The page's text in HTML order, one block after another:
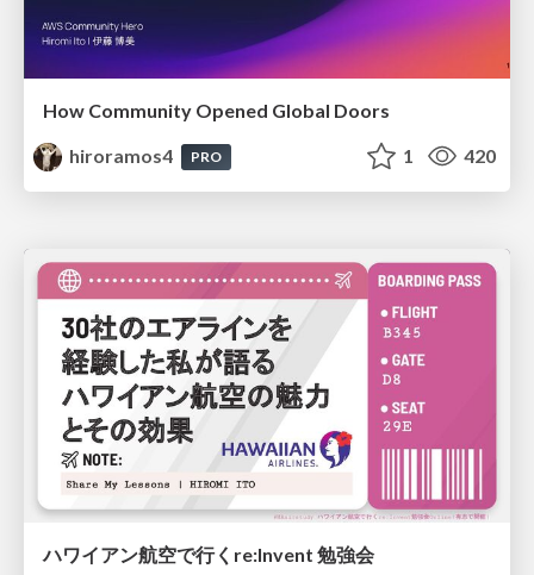
How Community Opened Global Doors
hiroramos4
PRO 1 420
ハワイアン航空で行くre:Invent 勉強会